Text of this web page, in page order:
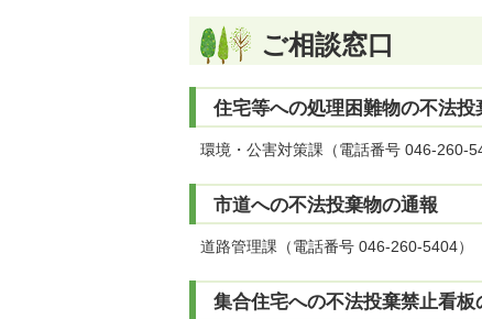
ご相談窓口
住宅等への処理困難物の不法
環境・公害対策課（電話番号 046-260-
市道への不法投棄物の通報
道路管理課（電話番号 046-260-5404）
集合住宅への不法投棄禁止看